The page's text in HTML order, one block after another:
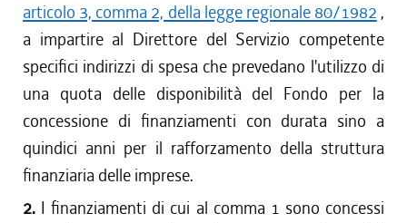
articolo 3, comma 2, della legge regionale 80/1982 ,
a impartire al Direttore del Servizio competente
specifici indirizzi di spesa che prevedano l'utilizzo di
una quota delle disponibilità del Fondo per la
concessione di finanziamenti con durata sino a
quindici anni per il rafforzamento della struttura
finanziaria delle imprese.
2. I finanziamenti di cui al comma 1 sono concessi